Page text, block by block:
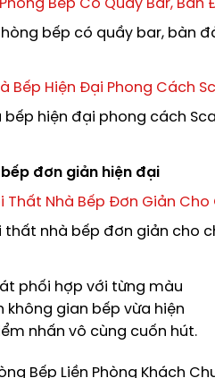
bếp có quầy bar, bàn
bếp hiện đại phong cách
đơn giản hiện đại
thất nhà bếp đơn giản cho
phối hợp với từng màu
không gian bếp vừa hiện
nhấn vô cùng cuốn hút.